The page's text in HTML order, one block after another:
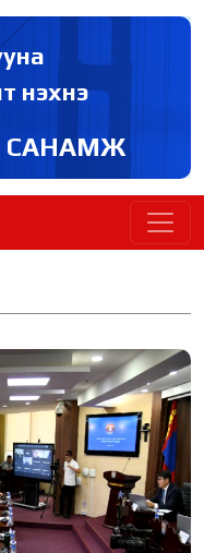
нэхнэ
САНАМЖ